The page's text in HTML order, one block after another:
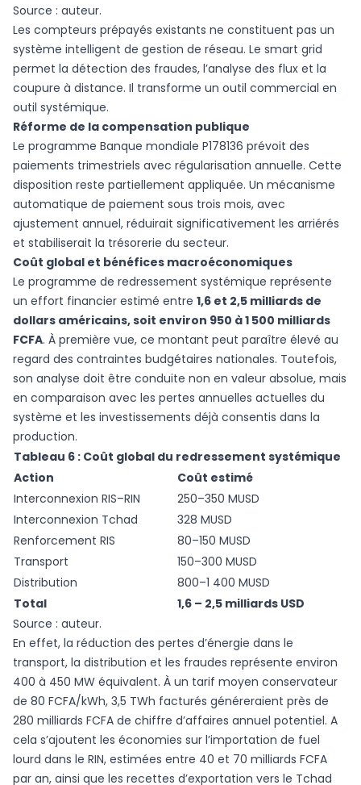
Source : auteur.
Les compteurs prépayés existants ne constituent pas un
système intelligent de gestion de réseau. Le smart grid
permet la détection des fraudes, l’analyse des flux et la
coupure à distance. Il transforme un outil commercial en
outil systémique.
Réforme de la compensation publique
Le programme Banque mondiale P178136 prévoit des
paiements trimestriels avec régularisation annuelle. Cette
disposition reste partiellement appliquée. Un mécanisme
automatique de paiement sous trois mois, avec
ajustement annuel, réduirait significativement les arriérés
et stabiliserait la trésorerie du secteur.
Coût global et bénéfices macroéconomiques
Le programme de redressement systémique représente
un effort financier estimé entre 1,6 et 2,5 milliards de
dollars américains, soit environ 950 à 1 500 milliards
FCFA. À première vue, ce montant peut paraître élevé au
regard des contraintes budgétaires nationales. Toutefois,
son analyse doit être conduite non en valeur absolue, mais
en comparaison avec les pertes annuelles actuelles du
système et les investissements déjà consentis dans la
production.
Tableau 6 : Coût global du redressement systémique
Action
Coût estimé
Interconnexion RIS–RIN
250–350 MUSD
Interconnexion Tchad
328 MUSD
Renforcement RIS
80–150 MUSD
Transport
150–300 MUSD
Distribution
800–1 400 MUSD
Total
1,6 – 2,5 milliards USD
Source : auteur.
En effet, la réduction des pertes d’énergie dans le
transport, la distribution et les fraudes représente environ
400 à 450 MW équivalent. À un tarif moyen conservateur
de 80 FCFA/kWh, 3,5 TWh facturés généreraient près de
280 milliards FCFA de chiffre d’affaires annuel potentiel. A
cela s’ajoutent les économies sur l’importation de fuel
lourd dans le RIN, estimées entre 40 et 70 milliards FCFA
par an, ainsi que les recettes d’exportation vers le Tchad